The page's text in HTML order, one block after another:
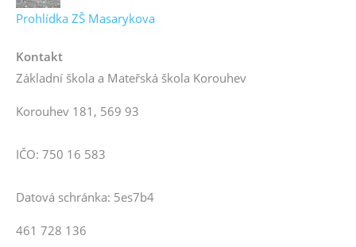
Prohlídka ZŠ Masarykova
Kontakt
Základní škola a Mateřská škola Korouhev
Korouhev 181, 569 93
IČO: 750 16 583
Datová schránka: 5es7b4
461 728 136